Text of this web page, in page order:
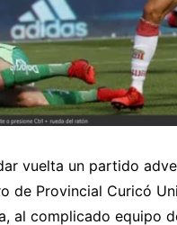
vuelta un partido
de Provincial Curicó
al complicado equipo